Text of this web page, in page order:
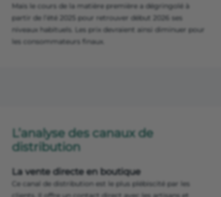
Mais le cours de la matière première a dégringolé à
partir de l’été 2025 pour retrouver début 2026 ses
niveaux habituels. Les prix devraient ainsi diminuer pour
les consommateurs finaux.
L’analyse des canaux de
distribution
La vente directe en boutique
Ce canal de distribution est le plus plébiscité par les